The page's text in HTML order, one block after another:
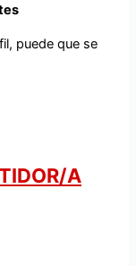
puede que se
A